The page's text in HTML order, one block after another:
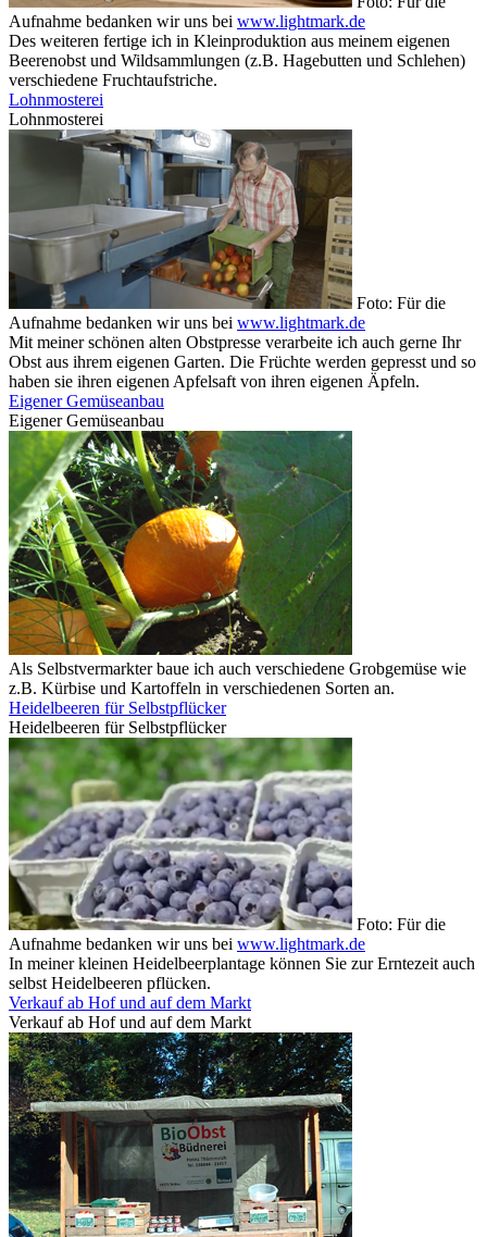
Aufnahme bedanken wir uns bei www.lightmark.de
Des weiteren fertige ich in Kleinproduktion aus meinem eigenen
Beerenobst und Wildsammlungen (z.B. Hagebutten und Schlehen)
verschiedene Fruchtaufstriche.
Lohnmosterei
Lohnmosterei
Foto: Für die
Aufnahme bedanken wir uns bei www.lightmark.de
Mit meiner schönen alten Obstpresse verarbeite ich auch gerne Ihr
Obst aus ihrem eigenen Garten. Die Früchte werden gepresst und so
haben sie ihren eigenen Apfelsaft von ihren eigenen Äpfeln.
Eigener Gemüseanbau
Eigener Gemüseanbau
Als Selbstvermarkter baue ich auch verschiedene Grobgemüse wie
z.B. Kürbise und Kartoffeln in verschiedenen Sorten an.
Heidelbeeren für Selbstpflücker
Heidelbeeren für Selbstpflücker
Foto: Für die
Aufnahme bedanken wir uns bei www.lightmark.de
In meiner kleinen Heidelbeerplantage können Sie zur Erntezeit auch
selbst Heidelbeeren pflücken.
Verkauf ab Hof und auf dem Markt
Verkauf ab Hof und auf dem Markt